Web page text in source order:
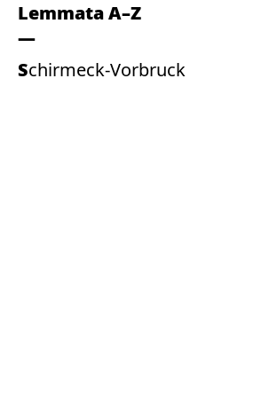
Lemmata A–Z
Schirmeck-Vorbruck